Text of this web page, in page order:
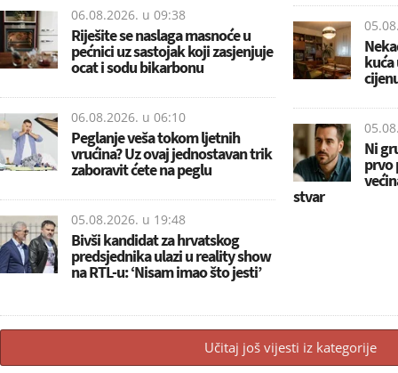
06.08.2026. u 09:38
Riješite se naslaga masnoće u
pećnici uz sastojak koji zasjenjuje
ocat i sodu bikarbonu
06.08.2026. u 06:10
Peglanje veša tokom ljetnih
vrućina? Uz ovaj jednostavan trik
zaboravit ćete na peglu
05.08.2026. u 19:48
Bivši kandidat za hrvatskog
predsjednika ulazi u reality show
na RTL-u: ‘Nisam imao što jesti’
kuća
Ni
prvo
stvar
Učitaj još vijesti iz kategorije